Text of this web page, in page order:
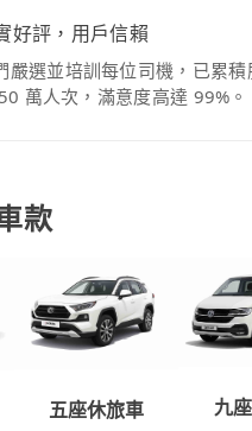
好評，用戶信賴
嚴選並培訓每位司機，已累積
萬人次，滿意度高達 99%。
款
五座休旅車 九